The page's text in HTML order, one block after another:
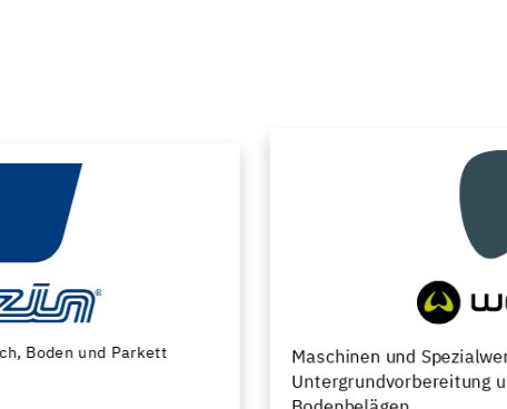
Maschinen und Spezialwerkzeuge zur
Untergrundvorbereitung und Verlegung von